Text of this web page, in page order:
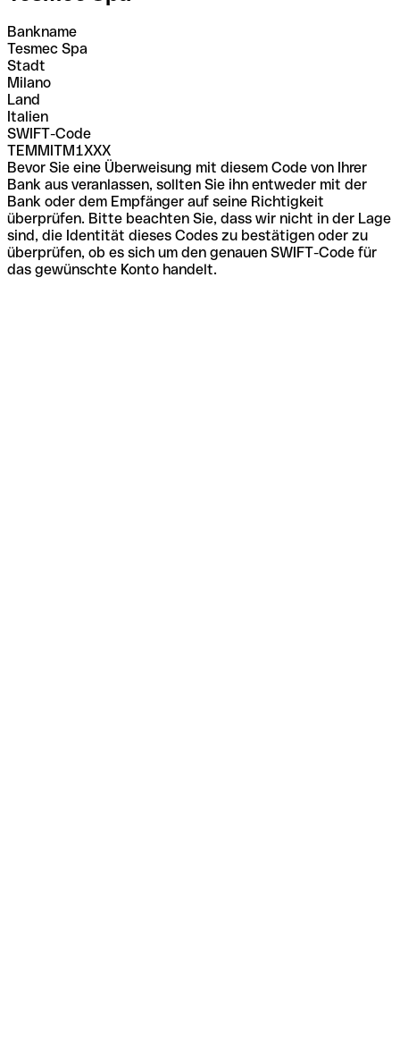
Bankname
Tesmec Spa
Stadt
Milano
Land
Italien
SWIFT-Code
TEMMITM1XXX
Bevor Sie eine Überweisung mit diesem Code von Ihrer
Bank aus veranlassen, sollten Sie ihn entweder mit der
Bank oder dem Empfänger auf seine Richtigkeit
überprüfen. Bitte beachten Sie, dass wir nicht in der Lage
sind, die Identität dieses Codes zu bestätigen oder zu
überprüfen, ob es sich um den genauen SWIFT-Code für
das gewünschte Konto handelt.